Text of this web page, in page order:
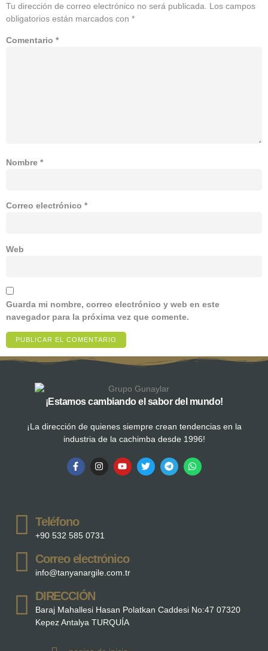
Tu dirección de correo electrónico no será publicada.
Los campos
obligatorios están marcados con *
Comentario *
Nombre *
Correo electrónico *
Web
Guarda mi nombre, correo electrónico y web en este
navegador para la próxima vez que comente.
¡Estamos cambiando el sabor del mundo!
¡La dirección de quienes siempre crean tendencias en la
industria de la cachimba desde 1996!
Teléfono
+90 532 585 0731
Correo electrónico
info@tanyanargile.com.tr
DIRECCIÓN
Baraj Mahallesi Hasan Polatkan Caddesi No:47 07320
Kepez Antalya TURQUÍA